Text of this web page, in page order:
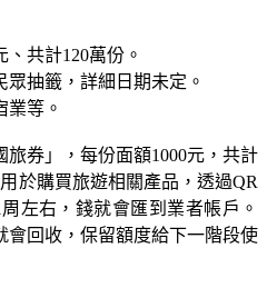
共計120萬份。
抽籤，詳細日期未定。
業等。
券」，每份面額1000元，共計
於購買旅遊相關產品，透過QR
左右，錢就會匯到業者帳戶。
會回收，保留額度給下一階段使